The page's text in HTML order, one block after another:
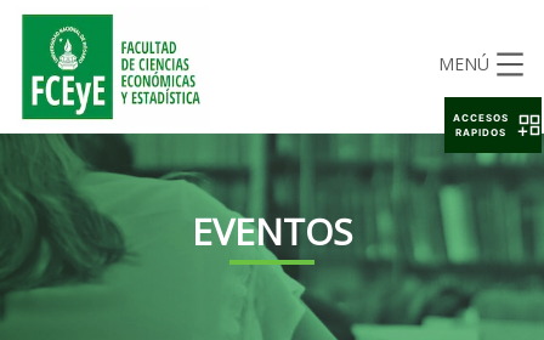
MENÚ
EVENTOS
ACCESOS
RAPIDOS